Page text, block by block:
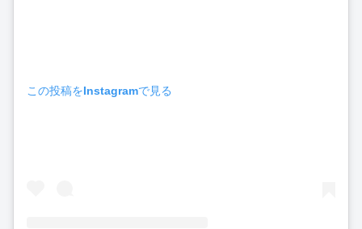
この投稿をInstagramで見る